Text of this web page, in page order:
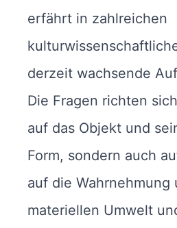
erfährt in zahlreichen
derzeit wachsende
Die Fragen richten
auf das Objekt und
Form, sondern auch
auf die Wahrnehmung
materiellen Umwelt